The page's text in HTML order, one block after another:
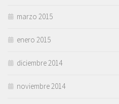
marzo 2015
enero 2015
diciembre 2014
noviembre 2014